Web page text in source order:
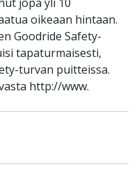
oikeaan hintaan.
Goodride Safety-
tapaturmaisesti,
turvan puitteissa.
http://www.